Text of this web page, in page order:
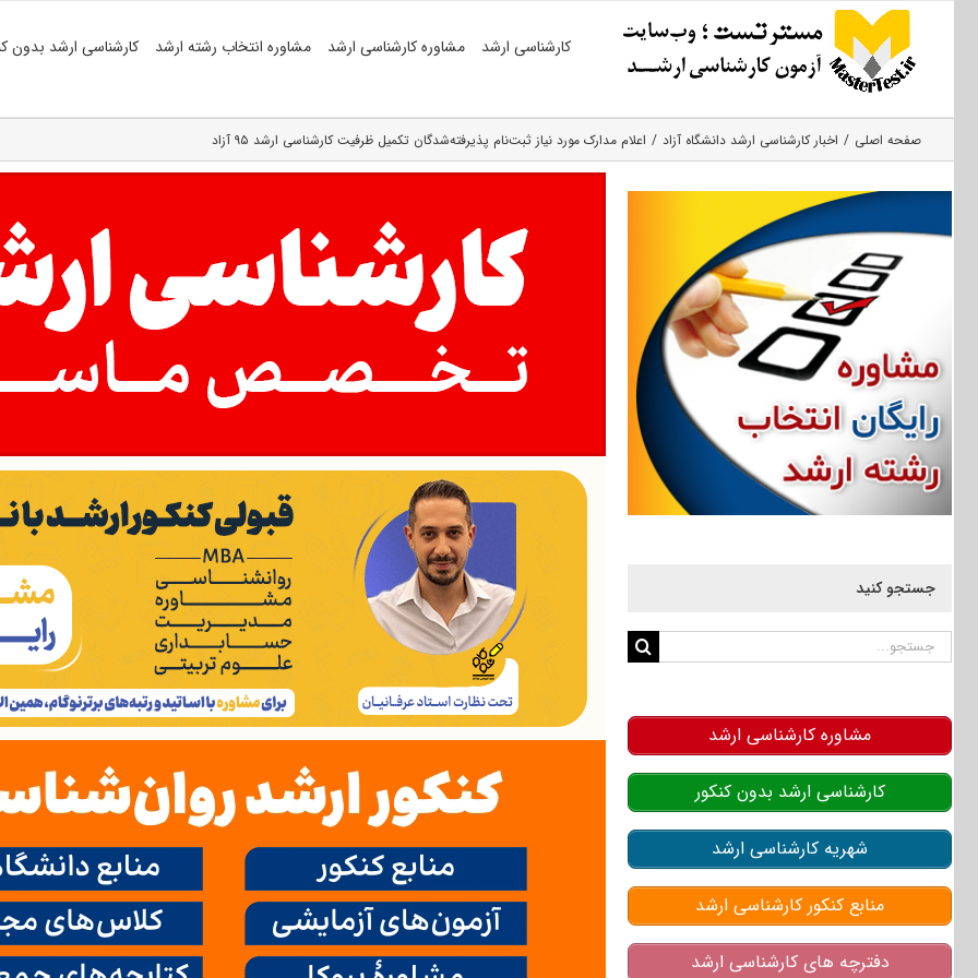
کارشناسی ارشد مشاوره کارشناسی ارشد مشاوره انتخاب رشته ارشد کارشناسی ارشد بدون
صفحه اصلی اخبار کارشناسی ارشد دانشگاه آزاد اعلام مدارک مورد نیاز ثبت‌نام پذیرفته‌شدگان تکمیل ظرفیت کارشناسی ارشد ۹۵ آزاد
جستجو کنید
جستجو
مشاوره کارشناسی ارشد
کارشناسی ارشد بدون کنکور
شهریه کارشناسی ارشد
منابع کنکور کارشناسی ارشد
دفترچه های کارشناسی ارشد